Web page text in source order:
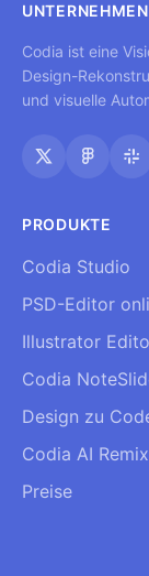
UNTERNEHMEN
Codia ist eine
Design-
und visuelle
PRODUKTE
Codia Studio
PSD-Editor
Illustrator
Codia
Design zu
Codia AI Remix
Preise